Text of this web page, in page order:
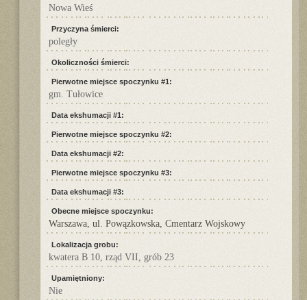
Nowa Wieś
Przyczyna śmierci:
poległy
Okoliczności śmierci:
Pierwotne miejsce spoczynku #1:
gm. Tułowice
Data ekshumacji #1:
Pierwotne miejsce spoczynku #2:
Data ekshumacji #2:
Pierwotne miejsce spoczynku #3:
Data ekshumacji #3:
Obecne miejsce spoczynku:
Warszawa, ul. Powązkowska, Cmentarz Wojskowy
Lokalizacja grobu:
kwatera B 10, rząd VII, grób 23
Upamiętniony:
Nie